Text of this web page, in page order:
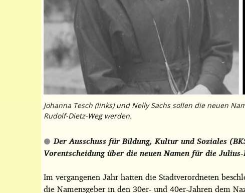
Johanna Tesch (links) und Nelly Sachs sollen die neuen
Rudolf-Dietz-Weg werden.
Der Ausschuss für Bildung, Kultur und Soziales
Vorentscheidung über die neuen Namen für die
Im vergangenen Jahr hatten die Stadtverordneten
die Namensgeber in den 30er- und 40er-Jahren dem